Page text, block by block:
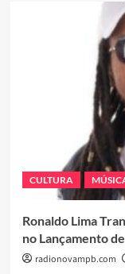
CULTURA
Ronaldo Lima
no Lançamento
radionovampb.com